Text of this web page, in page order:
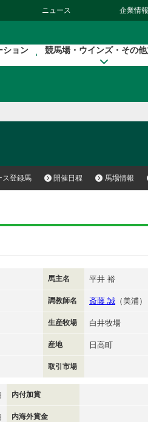
ニュース 企業情報
ション 競馬場・ウインズ・その
ス登録馬 開催日程 馬場情報
馬主名 平井 裕
調教師名 斎藤 誠 （美浦）
生産牧場 白井牧場
産地 日高町
取引市場
内付加賞
内海外賞金